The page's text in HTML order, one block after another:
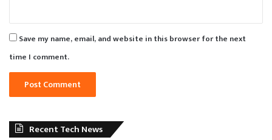
Save my name, email, and website in this browser for the next
time I comment.
Recent Tech News